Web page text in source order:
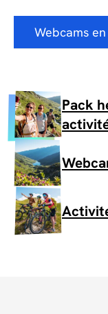
Webcams
Pack